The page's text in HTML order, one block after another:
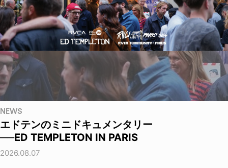
NEWS
エドテンのミニドキュメンタリー
──ED TEMPLETON IN PARIS
2026.08.07